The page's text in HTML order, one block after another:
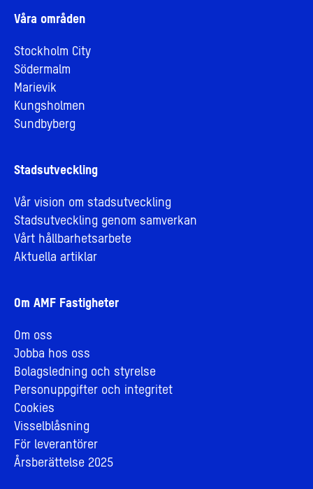
Våra områden
Stockholm City
Södermalm
Marievik
Kungsholmen
Sundbyberg
Stadsutveckling
Vår vision om stadsutveckling
Stadsutveckling genom samverkan
Vårt hållbarhetsarbete
Aktuella artiklar
Om AMF Fastigheter
Om oss
Jobba hos oss
Bolagsledning och styrelse
Personuppgifter och integritet
Cookies
Visselblåsning
För leverantörer
Årsberättelse 2025